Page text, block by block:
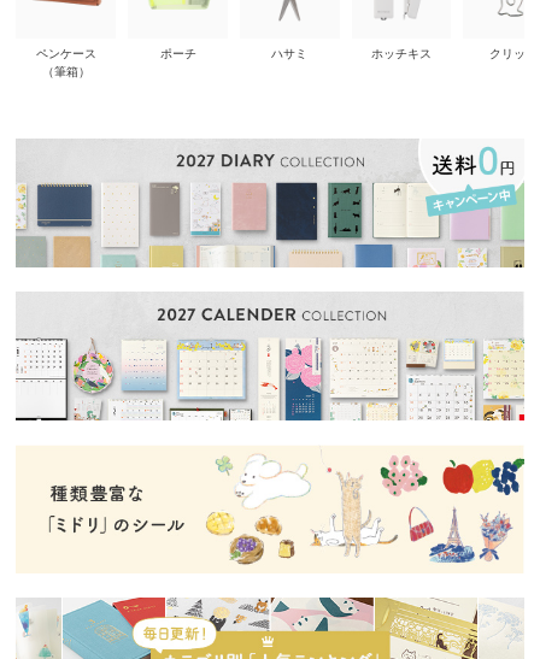
ペンケース
（筆箱）
ポーチ ハサミ ホッチキス クリップ